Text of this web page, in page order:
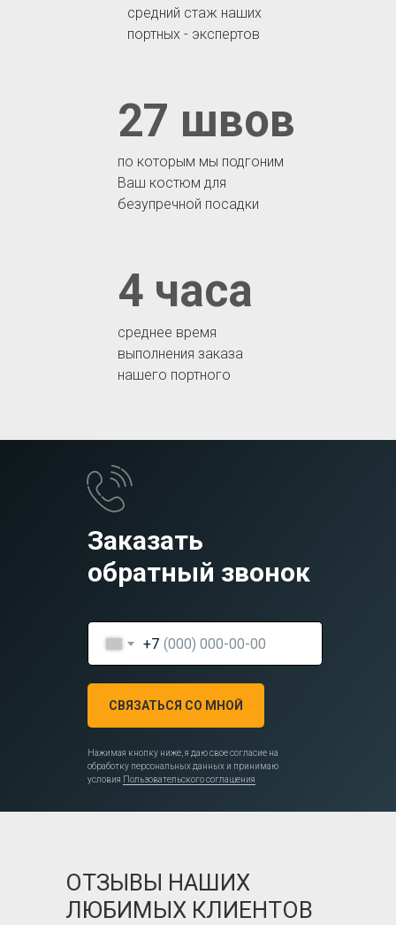
среднее время
выполнения заказа
нашего портного
4 часа
по которым мы подгоним
Ваш костюм для
безупречной посадки
27 швов
средний стаж наших
портных - экспертов
Заказать
обратный звонок
+7
СВЯЗАТЬСЯ СО МНОЙ
Нажимая кнопку ниже, я даю свое согласие на
обработку персональных данных и принимаю
условия Пользовательского соглашения
ОТЗЫВЫ НАШИХ
ЛЮБИМЫХ КЛИЕНТОВ